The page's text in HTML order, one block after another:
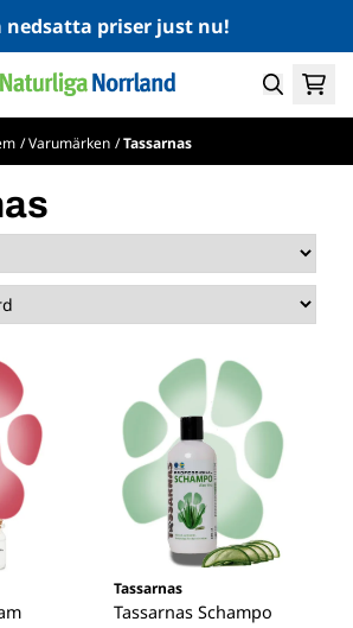
nedsatta priser just nu!
/Varumärken /Tassarnas
Tassarnas
Tassarnas Schampo